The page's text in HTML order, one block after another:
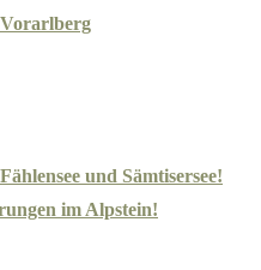
und Sämtisersee!
im Alpstein!